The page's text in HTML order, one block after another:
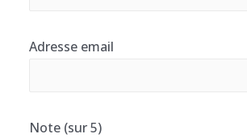
Adresse email
Note (sur 5)